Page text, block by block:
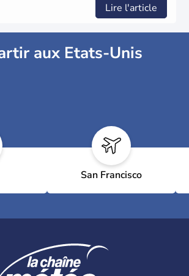
Lire l'article
aux Etats-Unis
San Francisco